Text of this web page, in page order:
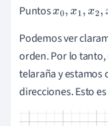
Puntosx0,x1,x2,x3
Podemos ver
orden. Por lo
telaraña y estamos
direcciones. Esto